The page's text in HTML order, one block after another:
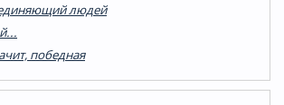
людей
победная